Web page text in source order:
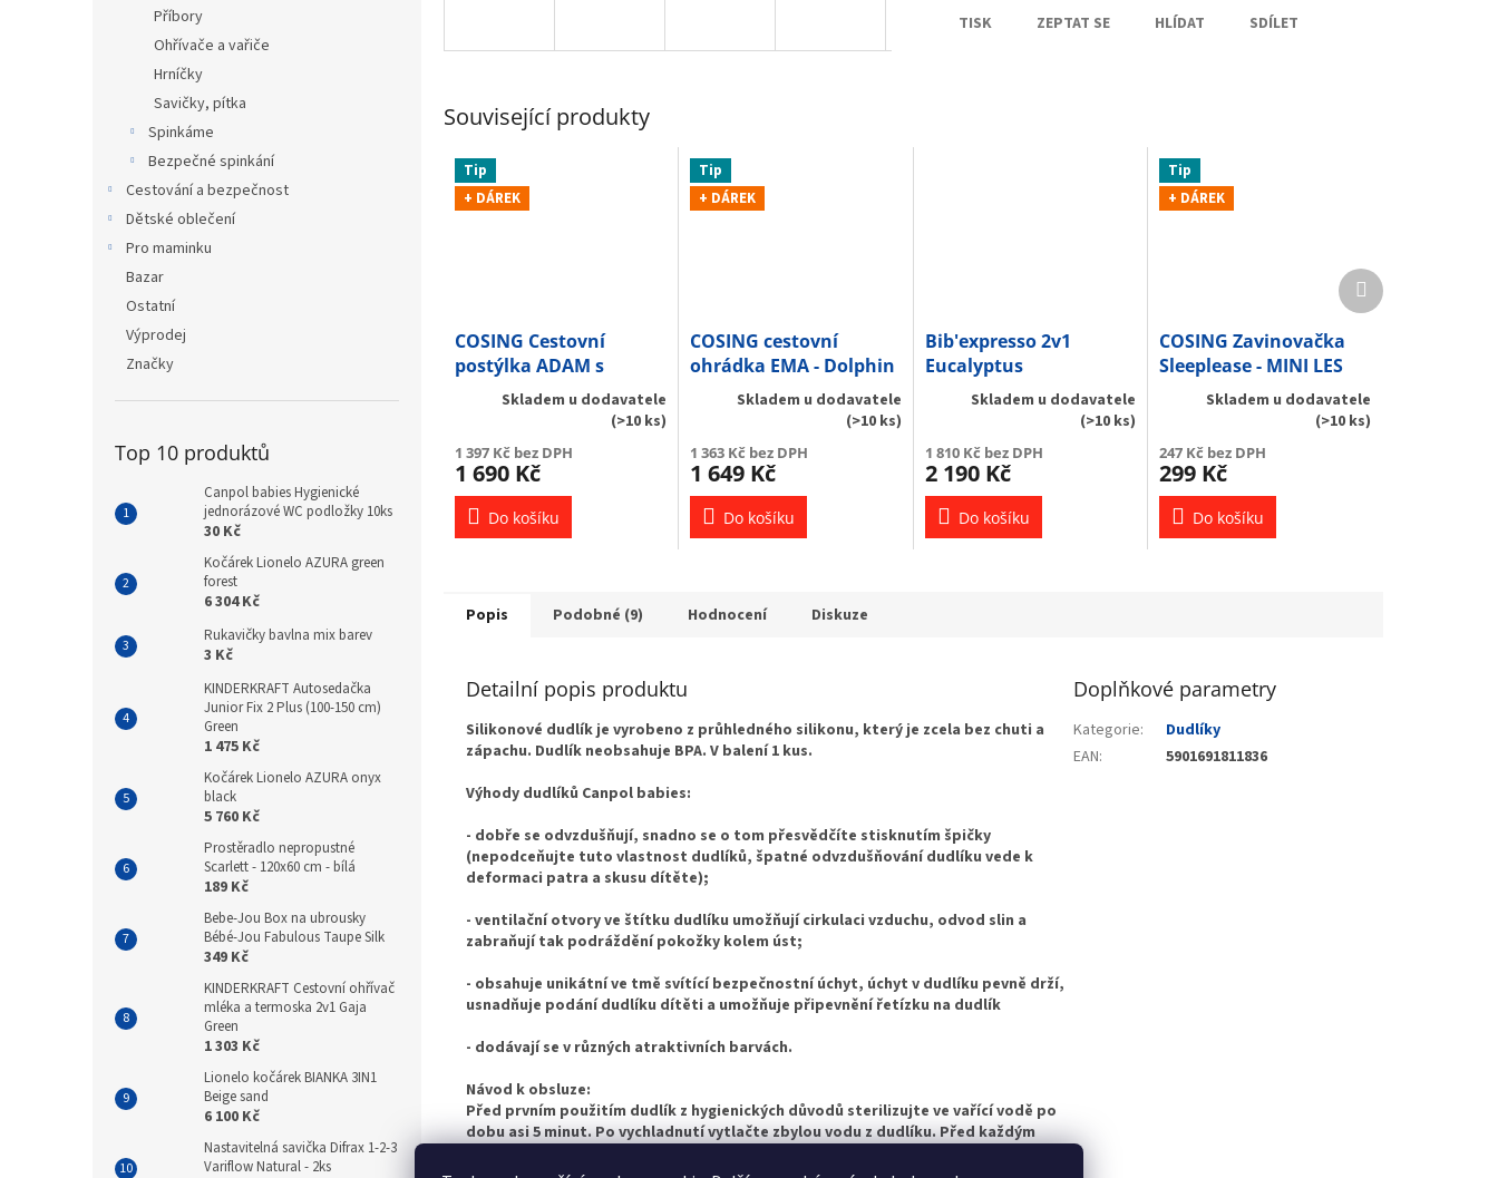
Příbory
Ohřívače a vařiče
Hrníčky
Savičky, pítka
Spinkáme
Bezpečné spinkání
Cestování a bezpečnost
Dětské oblečení
Pro maminku
Bazar
Ostatní
Výprodej
Značky
Top 10 produktů
Canpol babies Hygienické
jednorázové WC podložky 10ks
30 Kč
Kočárek Lionelo AZURA green
forest
6 304 Kč
Rukavičky bavlna mix barev
3 Kč
KINDERKRAFT Autosedačka
Junior Fix 2 Plus (100-150 cm)
Green
1 475 Kč
Kočárek Lionelo AZURA onyx
black
5 760 Kč
Prostěradlo nepropustné
Scarlett - 120x60 cm - bílá
189 Kč
Bebe-Jou Box na ubrousky
Bébé-Jou Fabulous Taupe Silk
349 Kč
KINDERKRAFT Cestovní ohřívač
mléka a termoska 2v1 Gaja
Green
1 303 Kč
Lionelo kočárek BIANKA 3IN1
Beige sand
6 100 Kč
Nastavitelná savička Difrax 1-2-3
Variflow Natural - 2ks
TISK ZEPTAT SE HLÍDAT SDÍLET
Související produkty
Tip
+ DÁREK
COSING Cestovní
postýlka ADAM s
polohováním - Zebra
Skladem u dodavatele
(>10 ks)
1 397 Kč bez DPH
1 690 Kč
Do košíku
Tip
+ DÁREK
COSING cestovní
ohrádka EMA - Dolphin
Skladem u dodavatele
(>10 ks)
1 363 Kč bez DPH
1 649 Kč
Do košíku
Bib'expresso 2v1
Eucalyptus
Skladem u dodavatele
(>10 ks)
1 810 Kč bez DPH
2 190 Kč
Do košíku
Tip
+ DÁREK
COSING Zavinovačka
Sleeplease - MINI LES
ZELENÁSkladem u dodavatele
(>10 ks)
247 Kč bez DPH
299 Kč
Do košíku
Další
produkt
Popis Podobné (9) Hodnocení Diskuze
Detailní popis produktu
Silikonové dudlík je vyrobeno z průhledného silikonu, který je zcela bez chuti a
zápachu. Dudlík neobsahuje BPA. V balení 1 kus.
Výhody dudlíků Canpol babies:
- dobře se odvzdušňují, snadno se o tom přesvědčíte stisknutím špičky
(nepodceňujte tuto vlastnost dudlíků, špatné odvzdušňování dudlíku vede k
deformaci patra a skusu dítěte);
- ventilační otvory ve štítku dudlíku umožňují cirkulaci vzduchu, odvod slin a
zabraňují tak podráždění pokožky kolem úst;
- obsahuje unikátníve tmě svítícíbezpečnostní úchyt, úchyt v dudlíku pevně drží,
usnadňuje podání dudlíku dítěti a umožňuje připevnění řetízku na dudlík
- dodávají se v různých atraktivních barvách.
Návod k obsluze:
Před prvním použitím dudlík z hygienických důvodů sterilizujte ve vařící vodě po
dobu asi 5 minut. Po vychladnutí vytlačte zbylou vodu z dudlíku. Před každým
Doplňkové parametry
Kategorie:
Dudlíky
EAN: 5901691811836